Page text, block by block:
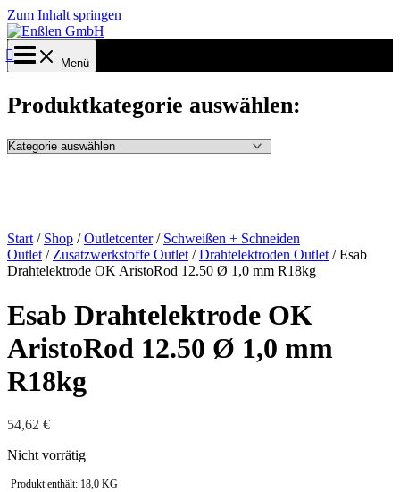
Zum Inhalt springen
Menü
Produktkategorie auswählen:
Start / Shop /Outletcenter/ Schweißen + Schneiden
Outlet / Zusatzwerkstoffe Outlet /Drahtelektroden Outlet / Esab
Drahtelektrode OK AristoRod 12.50 Ø 1,0 mm R18kg
Esab Drahtelektrode OK
AristoRod 12.50 Ø 1,0 mm
R18kg
54,62 €
Nicht vorrätig
Produkt enthält: 18,0 KG